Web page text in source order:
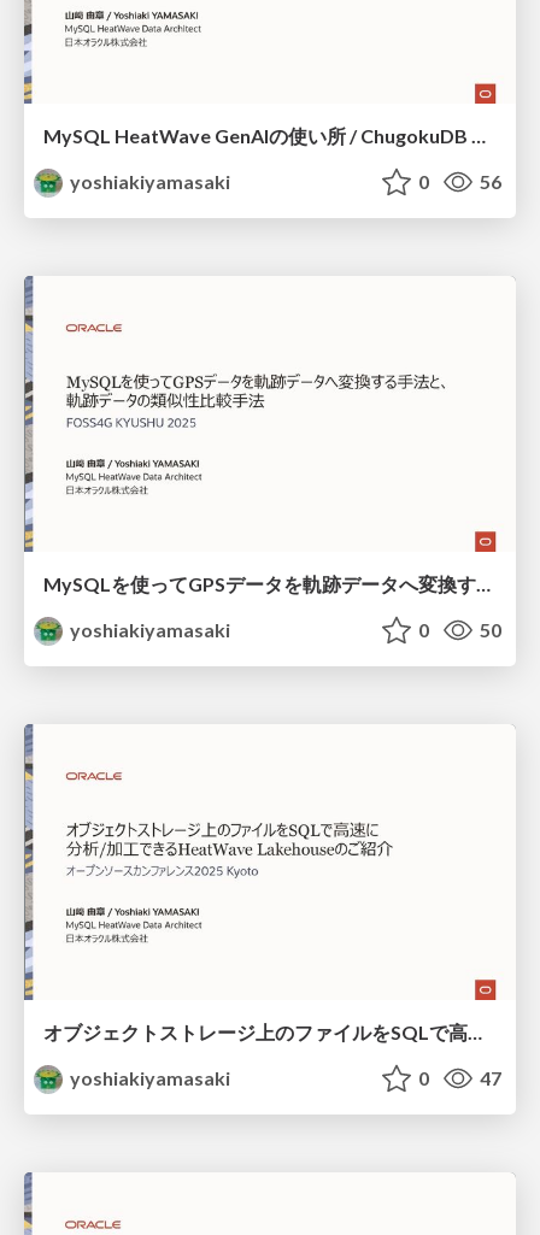
yoshiakiyamasaki
0 56
MySQLを使ってGPSデータを軌跡データへ変換する手法と、軌跡データの類似性比較手法 / foss4g-kyushu-2025
yoshiakiyamasaki
0 50
オブジェクトストレージ上のファイルをSQLで高速に分析、加工できるHeatWave Lakehouseのご紹介 / HeatWave Lakehouse OSC2025 Kyoto
yoshiakiyamasaki
0 47